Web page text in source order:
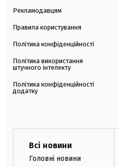
Рекламодавцям
Правила користування
Політика конфіденційності
Політика використання
штучного інтелекту
Політика конфіденційності
додатку
Всі новини
Головні новини